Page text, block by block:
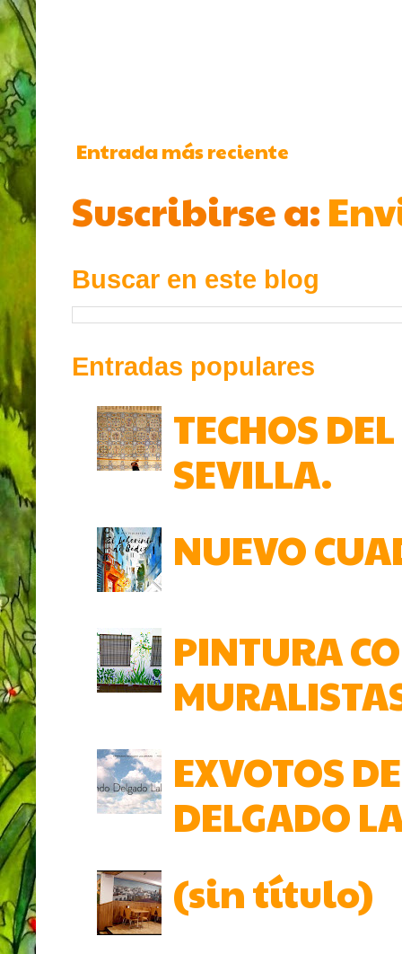
Entrada más reciente
Suscribirse a:
Buscar en este blog
Entradas populares
TECHOS
SEVILLA.
NUEVO
PINTURA
EXVOTOS
DELGADO
(sin título)